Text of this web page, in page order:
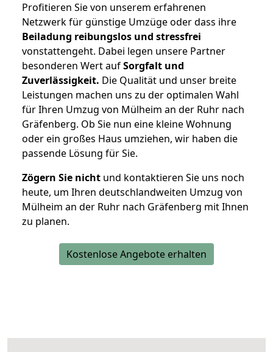
Profitieren Sie von unserem erfahrenen
Netzwerk für günstige Umzüge oder dass ihre
Beiladung reibungslos und stressfrei
vonstattengeht. Dabei legen unsere Partner
besonderen Wert aufSorgfalt und
Zuverlässigkeit. Die Qualität und unser breite
Leistungen machen uns zu der optimalen Wahl
für Ihren Umzug von Mülheim an der Ruhr nach
Gräfenberg. Ob Sie nun eine kleine Wohnung
oder ein großes Haus umziehen, wir haben die
passende Lösung für Sie.
Zögern Sie nicht und kontaktieren Sie uns noch
heute, um Ihren deutschlandweiten Umzug von
Mülheim an der Ruhr nach Gräfenberg mit Ihnen
zu planen.
Kostenlose Angebote erhalten